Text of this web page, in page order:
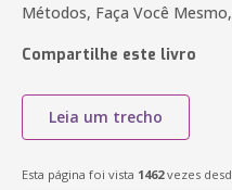
Métodos, Faça Você
Compartilhe este livro
Leia um trecho
Esta página foi vista 1462vezes